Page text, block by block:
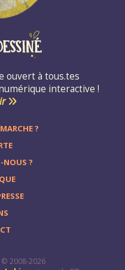
ouvert à tous.tes
interactive !
?
NOUS ?
2008-2026